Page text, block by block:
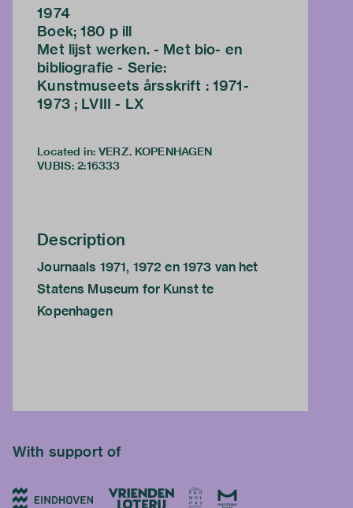
1974
Boek; 180 p ill
Met lijst werken. - Met bio- en
bibliografie - Serie:
Kunstmuseets årsskrift : 1971-
1973 ; LVIII - LX
Located in: VERZ. KOPENHAGEN
VUBIS: 2:16333
Description
Journaals 1971, 1972 en 1973 van het
Statens Museum for Kunst te
Kopenhagen
With support of